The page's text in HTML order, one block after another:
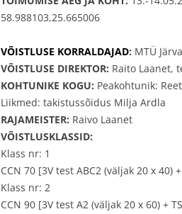
REBASEJAHT
58.988103,25.665006
VÕISTLUSE KORRALDAJAD: MTÜ
VÕISTLUSE DIREKTOR: Raito Laanet,
KOHTUNIKE KOGU: Peakohtunik:
Liikmed: takistussõidus Milja Ardla
RAJAMEISTER: Raivo Laanet
VÕISTLUSKLASSID:
Klass nr: 1
CCN 70 [3V test ABC2 (väljak 20 x 40)
Klass nr: 2
CCN 90 [3V test A2 (väljak 20 x 60) +